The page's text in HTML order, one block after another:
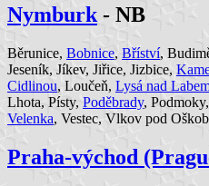
Nymburk - NB
Běrunice, Bobnice, Bříství,
Jeseník, Jíkev, Jiřice, Jizbice,
Cidlinou, Loučeň, Lysá nad
Lhota, Písty, Poděbrady,
Velenka, Vestec, Vlkov pod
Praha-východ